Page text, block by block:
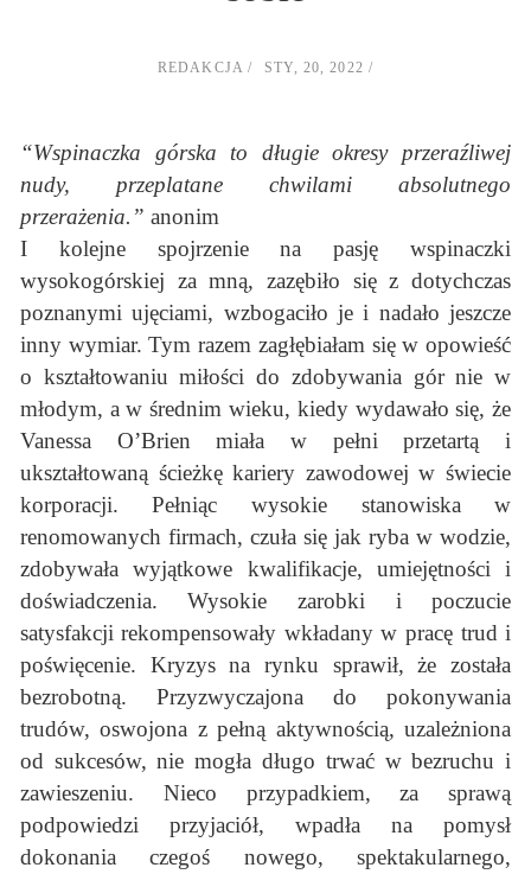
REDAKCJA STY, 20, 2022
“Wspinaczka górska to długie okresy przeraźliwej
nudy, przeplatane chwilami absolutnego
przerażenia.” anonim
I kolejne spojrzenie na pasję wspinaczki
wysokogórskiej za mną, zazębiło się z dotychczas
poznanymi ujęciami, wzbogaciło je i nadało jeszcze
inny wymiar. Tym razem zagłębiałam się w opowieść
o kształtowaniu miłości do zdobywania gór nie w
młodym, a w średnim wieku, kiedy wydawało się, że
Vanessa O’Brien miała w pełni przetartą i
ukształtowaną ścieżkę kariery zawodowej w świecie
korporacji. Pełniąc wysokie stanowiska w
renomowanych firmach, czuła się jak ryba w wodzie,
zdobywała wyjątkowe kwalifikacje, umiejętności i
doświadczenia. Wysokie zarobki i poczucie
satysfakcji rekompensowały wkładany w pracę trud i
poświęcenie. Kryzys na rynku sprawił, że została
bezrobotną. Przyzwyczajona do pokonywania
trudów, oswojona z pełną aktywnością, uzależniona
od sukcesów, nie mogła długo trwać w bezruchu i
zawieszeniu. Nieco przypadkiem, za sprawą
podpowiedzi przyjaciół, wpadła na pomysł
dokonania czegoś nowego, spektakularnego,